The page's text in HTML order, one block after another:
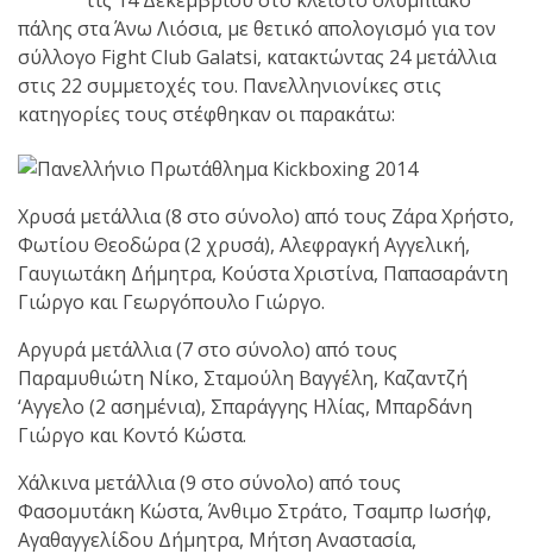
Ιωάννη
Θεοφάνους
με την υποστήριξη της
Sejoy Hellas.
Οι αθλητές
του Fight
Club Galatsi
ολοκλήρωσαν με επιτυχία
εξετάσεις έγχρωμων
ζωνών!
επιτυχία
πάλης στα Άνω Λιόσια, με θετικό απολογισμό για τον
σύλλογο Fight Club Galatsi, κατακτώντας 24 μετάλλια
στις 22 συμμετοχές του. Πανελληνιονίκες στις
κατηγορίες τους στέφθηκαν οι παρακάτω:
Χρυσά μετάλλια (8 στο σύνολο) από τους Ζάρα Χρήστο,
Φωτίου Θεοδώρα (2 χρυσά), Αλεφραγκή Αγγελική,
Γαυγιωτάκη Δήμητρα, Κούστα Χριστίνα, Παπασαράντη
Γιώργο και Γεωργόπουλο Γιώργο.
Αργυρά μετάλλια (7 στο σύνολο) από τους
Παραμυθιώτη Νίκο, Σταμούλη Βαγγέλη, Καζαντζή
‘Αγγελο (2 ασημένια), Σπαράγγης Ηλίας, Μπαρδάνη
Γιώργο και Κοντό Κώστα.
Χάλκινα μετάλλια (9 στο σύνολο) από τους
Φασομυτάκη Κώστα, Άνθιμο Στράτο, Τσαμπρ Ιωσήφ,
Αγαθαγγελίδου Δήμητρα, Μήτση Αναστασία,